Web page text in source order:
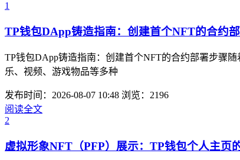
1
TP钱包DApp铸造指南：创建首个NFT的合约
TP钱包DApp铸造指南：创建首个NFT的合约部署步骤
乐、视频、游戏物品等多种
发布时间：2026-08-07 10:48 浏览：2196
阅读全文
2
虚拟形象NFT（PFP）展示：TP钱包个人主页